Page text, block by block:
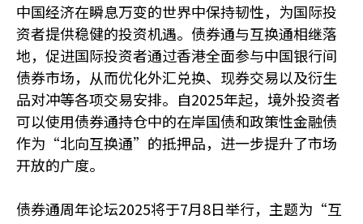
中国经济在瞬息万变的世界中保持韧性，为国际投
资者提供稳健的投资机遇。债券通与互换通相继落
地，促进国际投资者通过香港全面参与中国银行间
债券市场，从而优化外汇兑换、现券交易以及衍生
品对冲等各项交易安排。自2025年起，境外投资者
可以使用债券通持仓中的在岸国债和政策性金融债
作为“北向互换通”的抵押品，进一步提升了市场
开放的广度。
债券通周年论坛2025将于7月8日举行，主题为“互